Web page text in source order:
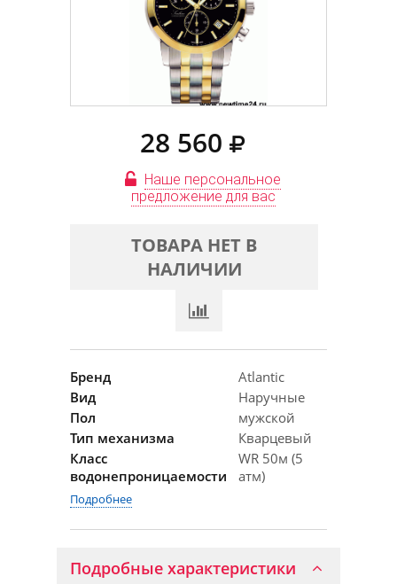
28 560
Наше персональное
предложение для вас
ТОВАРА НЕТ В
НАЛИЧИИ
Бренд
Atlantic
Вид
Наручные
Пол
мужской
Тип механизма
Кварцевый
Класс
водонепроницаемости
WR 50м (5
атм)
Подробнее
Подробные характеристики